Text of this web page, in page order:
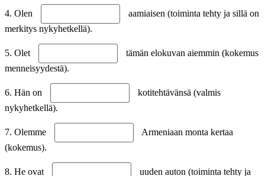
4. Olen
aamiaisen (toiminta tehty ja sillä on
merkitys nykyhetkellä).
5. Olet
tämän elokuvan aiemmin (kokemus
menneisyydestä).
6. Hän on
kotitehtävänsä (valmis
nykyhetkellä).
7. Olemme
Armeniaan monta kertaa
(kokemus).
8. He ovat
uuden auton (toiminta tehty ja